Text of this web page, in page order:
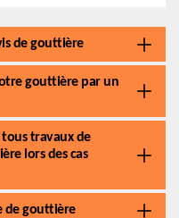
de gouttière
gouttière par un
travaux de
lors des cas
de gouttière